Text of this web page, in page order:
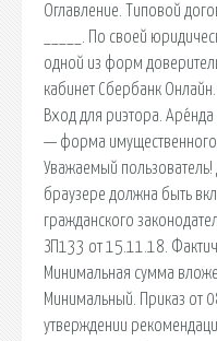
Оглавление. Типовой
_____. По своей
одной из форм
кабинет Сбербанк
Вход для риэтора.
— форма имущественного
Уважаемый
браузере должна быть
гражданского
ЗП133 от 15.11.18.
Минимальная сумма
Минимальный. Приказ
утверждении